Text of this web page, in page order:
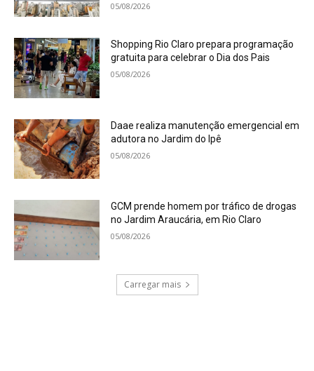
05/08/2026
Shopping Rio Claro prepara programação
gratuita para celebrar o Dia dos Pais
05/08/2026
Daae realiza manutenção emergencial em
adutora no Jardim do Ipê
05/08/2026
GCM prende homem por tráfico de drogas
no Jardim Araucária, em Rio Claro
05/08/2026
Carregar mais